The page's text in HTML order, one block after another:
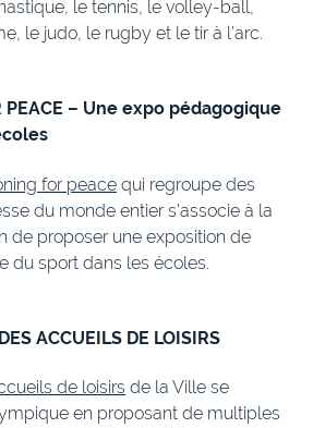
le tennis, le volley-ball,
le judo, le rugby et le tir à l’arc.
PEACE – Une expo pédagogique
for peace qui regroupe des
du monde entier s’associe à la
de proposer une exposition de
du sport dans les écoles.
ACCUEILS DE LOISIRS
de loisirs de la Ville se
en proposant de multiples